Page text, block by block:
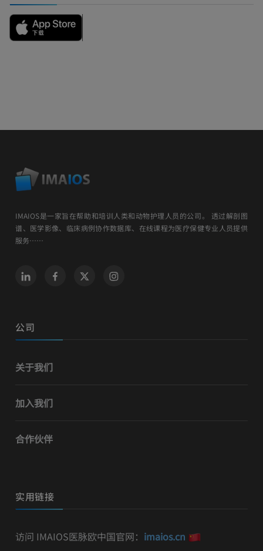
IMAIOS是一家旨在帮助和培训人类和动物护理人员的公司。 透过解剖图
谱、医学影像、临床病例协作数据库、在线课程为医疗保健专业人员提供
服务……
公司
关于我们
加入我们
合作伙伴
实用链接
访问 IMAIOS医脉欧中国官网： imaios.cn